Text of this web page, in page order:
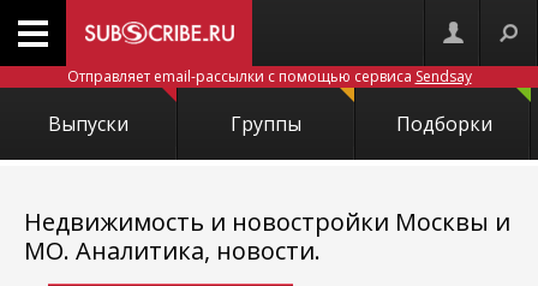
Отправляет email-рассылки с помощью сервиса Sendsay
Выпуски Группы Подборки
Недвижимость и новостройки Москвы и
МО. Аналитика, новости.